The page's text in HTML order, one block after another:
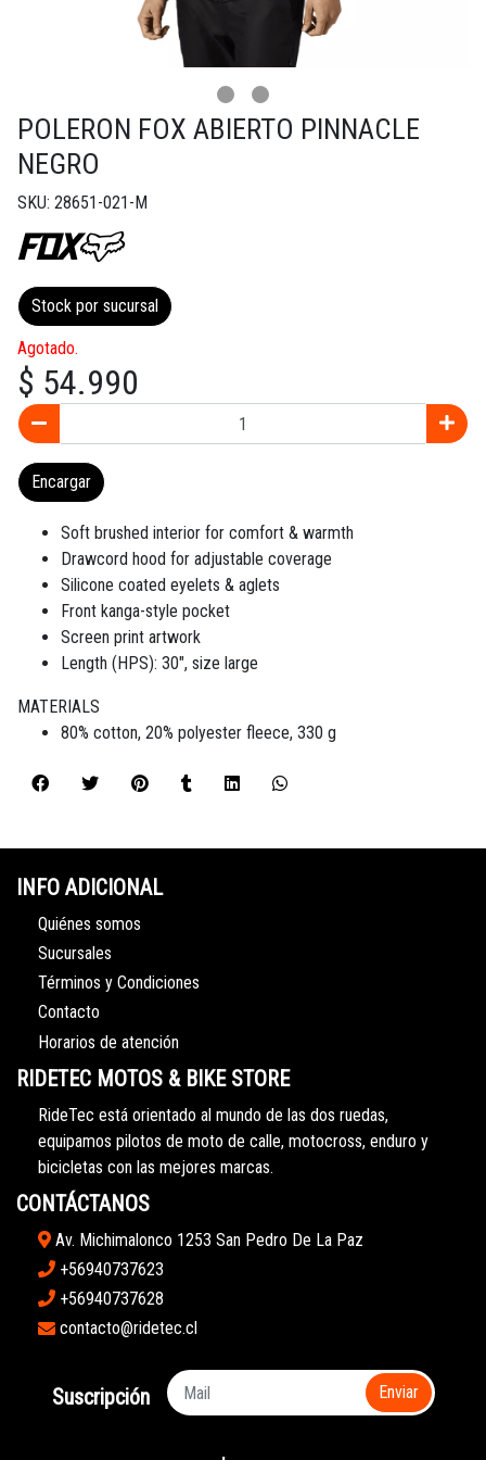
POLERON FOX ABIERTO PINNACLE
NEGRO
SKU: 28651-021-M
Stock por sucursal
Agotado.
$ 54.990
Encargar
Soft brushed interior for comfort & warmth
Drawcord hood for adjustable coverage
Silicone coated eyelets & aglets
Front kanga-style pocket
Screen print artwork
Length (HPS): 30", size large
MATERIALS
80% cotton, 20% polyester fleece, 330 g
INFO ADICIONAL
Quiénes somos
Sucursales
Términos y Condiciones
Contacto
Horarios de atención
RIDETEC MOTOS & BIKE STORE
RideTec está orientado al mundo de las dos ruedas,
equipamos pilotos de moto de calle, motocross, enduro y
bicicletas con las mejores marcas.
CONTÁCTANOS
Av. Michimalonco 1253 San Pedro De La Paz
+56940737623
+56940737628
contacto@ridetec.cl
Suscripción Enviar